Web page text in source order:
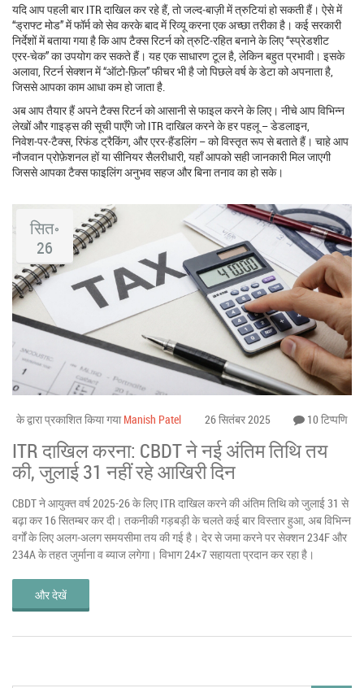
यदि आप पहली बार ITR दाखिल कर रहे हैं, तो जल्द‑बाज़ी में त्रुटियां हो सकती हैं। ऐसे में
“ड्राफ्ट मोड” में फॉर्म को सेव करके बाद में रिव्यू करना एक अच्छा तरीका है। कई सरकारी
निर्देशों में बताया गया है कि आप टैक्स रिटर्न को त्रुटि‑रहित बनाने के लिए “स्प्रेडशीट
एरर‑चेक” का उपयोग कर सकते हैं। यह एक साधारण टूल है, लेकिन बहुत प्रभावी। इसके
अलावा, रिटर्न सेक्शन में “ऑटो‑फ़िल” फीचर भी है जो पिछले वर्ष के डेटा को अपनाता है,
जिससे आपका काम आधा कम हो जाता है.
अब आप तैयार हैं अपने टैक्स रिटर्न को आसानी से फाइल करने के लिए। नीचे आप विभिन्न
लेखों और गाइड्स की सूची पाएँगे जो ITR दाखिल करने के हर पहलू – डेडलाइन,
निवेश‑पर‑टैक्स, रिफंड ट्रैकिंग, और एरर‑हैंडलिंग – को विस्तृत रूप से बताते हैं। चाहे आप
नौजवान प्रोफ़ेशनल हों या सीनियर सैलरीधारी, यहाँ आपको सही जानकारी मिल जाएगी
जिससे आपका टैक्स फाइलिंग अनुभव सहज और बिना तनाव का हो सके।
सित॰
26
के द्वारा प्रकाशित किया गया Manish Patel 26 सितंबर 2025 10 टिप्पणि
ITR दाखिल करना: CBDT ने नई अंतिम तिथि तय
की, जुलाई 31 नहीं रहे आखिरी दिन
CBDT ने आयुक्त वर्ष 2025-26 के लिए ITR दाखिल करने की अंतिम तिथि को जुलाई 31 से
बढ़ा कर 16 सितम्बर कर दी। तकनीकी गड़बड़ी के चलते कई बार विस्तार हुआ, अब विभिन्न
वर्गों के लिए अलग‑अलग समयसीमा तय की गई है। देर से जमा करने पर सेक्शन 234F और
234A के तहत जुर्माना व ब्याज लगेगा। विभाग 24×7 सहायता प्रदान कर रहा है।
और देखें